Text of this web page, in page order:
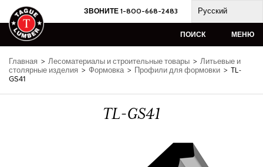
Skip
to
content
ЗВОНИТЕ 1-800-668-2483 Русский
ПОИСК МЕНЮ
Главная > Лесоматериалы и строительные товары > Литьевые и
столярные изделия > Формовка> Профили для формовки > TL-
GS41
TL-GS41